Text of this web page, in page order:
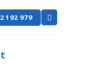
192 979